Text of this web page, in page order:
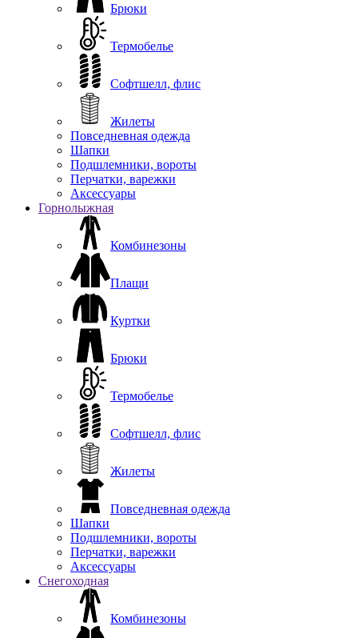
Брюки
Термобелье
Софтшелл, флис
Жилеты
Повседневная одежда
Шапки
Подшлемники, вороты
Перчатки, варежки
Аксессуары
Горнолыжная
Комбинезоны
Плащи
Куртки
Брюки
Термобелье
Софтшелл, флис
Жилеты
Повседневная одежда
Шапки
Подшлемники, вороты
Перчатки, варежки
Аксессуары
Снегоходная
Комбинезоны